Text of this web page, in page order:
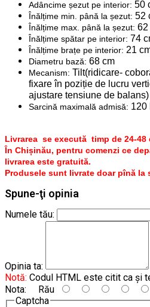
Adâncime șezut pe interior: 50
Înălțime min. până la șezut: 52
Înălțime max. până la șezut: 62
Înălțime spătar pe interior: 74
Înălțime brațe pe interior: 21
Diametru bază: 68 cm
Mecanism: Tilt(ridicare-
fixare în poziție de lucru
ajustare tensiune de balans)
Sarcină maximală admisă: 120
Livrarea se execută timp de 24-48
În Chișinău, pentru comenzi ce
livrarea este gratuită.
Produsele sunt livrate doar pînă la
Spune-ţi opinia
Numele tău:
Opinia ta:
Notă: Codul HTML este citit ca şi
Nota: Rău
Captcha